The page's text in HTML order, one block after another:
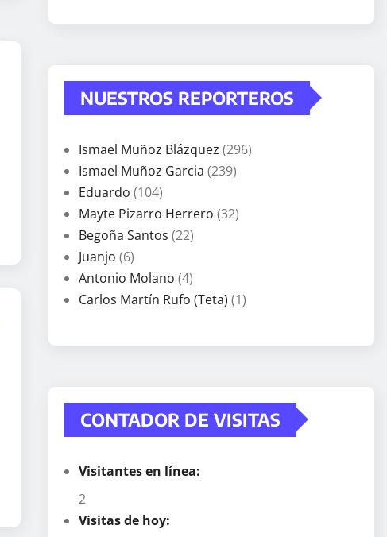
NUESTROS REPORTEROS
Ismael Muñoz Blázquez (296)
Ismael Muñoz Garcia (239)
Eduardo (104)
Mayte Pizarro Herrero (32)
Begoña Santos (22)
Juanjo (6)
Antonio Molano (4)
Carlos Martín Rufo (Teta) (1)
CONTADOR DE VISITAS
Visitantes en línea:
2
Visitas de hoy: